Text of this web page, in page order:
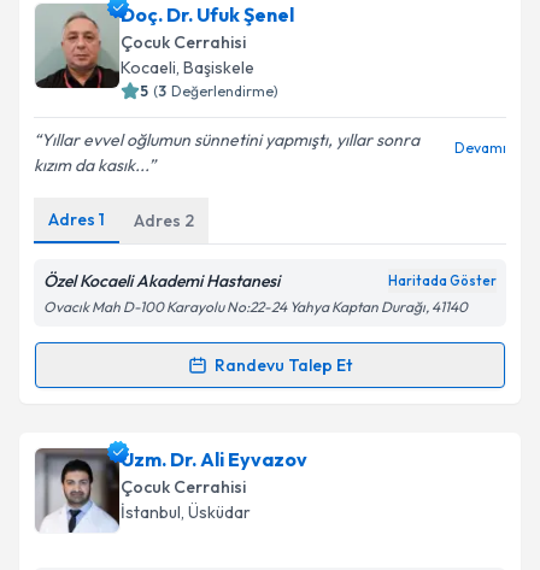
Prof. Dr. Bekir Haluk Güvenç
talebi oluşturun. Size bu uzmandan randevu almanız
için bir takvim hazırlandığında e-posta ile
bilgilendireceğiz.
E-posta Adresiniz
Kişisel verilerimin işlenmesine ilişkinAydınlatma
Metni'ni okudum ve kişisel verilerimin belirtilen
kapsamda işlenmesini kabul ediyorum.
Takvim Talebini Gönder
Doç. Dr. Ufuk Şenel
Çocuk Cerrahisi
Kocaeli, Başiskele
5 (3 Değerlendirme)
Yıllar evvel oğlumun sünnetini yapmıştı, yıllar sonra
kızım da kasık...
Devamı
Adres 1 Adres 2
Özel Kocaeli Akademi Hastanesi Haritada Göster
Ovacık Mah D-100 Karayolu No:22-24 Yahya Kaptan Durağı, 41140
Randevu Talep Et
Randevu Takvimi Talebi
Doç. Dr. Ufuk Şeneliçin randevu takvimi talebi
oluşturun. Size bu uzmandan randevu almanız için bir
takvim hazırlandığında e-posta ile bilgilendireceğiz.
Uzm. Dr. Ali Eyvazov
Çocuk Cerrahisi
İstanbul, Üsküdar